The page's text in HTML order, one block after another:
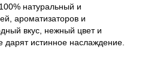
натуральный и
ароматизаторов и
вкус, нежный цвет и
дарят истинное наслаждение.